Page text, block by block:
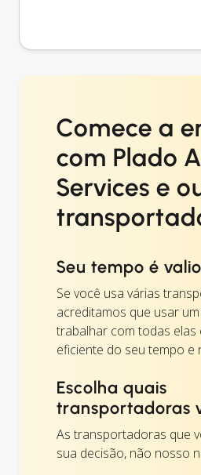
Comece a
com Plado
Services e
Seu tempo é
Se você usa várias
acreditamos que usar
trabalhar com todas elas
eficiente do seu tempo e
Escolha quais
transportadoras
As transportadoras que
sua decisão, não nosso